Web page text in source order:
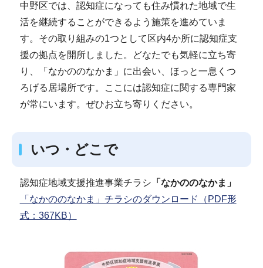
中野区では、認知症になっても住み慣れた地域で生
活を継続することができるよう施策を進めていま
す。その取り組みの1つとして区内4か所に認知症支
援の拠点を開所しました。どなたでも気軽に立ち寄
り、「なかののなかま」に出会い、ほっと一息くつ
ろげる居場所です。ここには認知症に関する専門家
が常にいます。ぜひお立ち寄りください。
いつ・どこで
認知症地域支援推進事業チラシ 「なかののなかま」
「なかののなかま」チラシのダウンロード（PDF形
式：367KB）